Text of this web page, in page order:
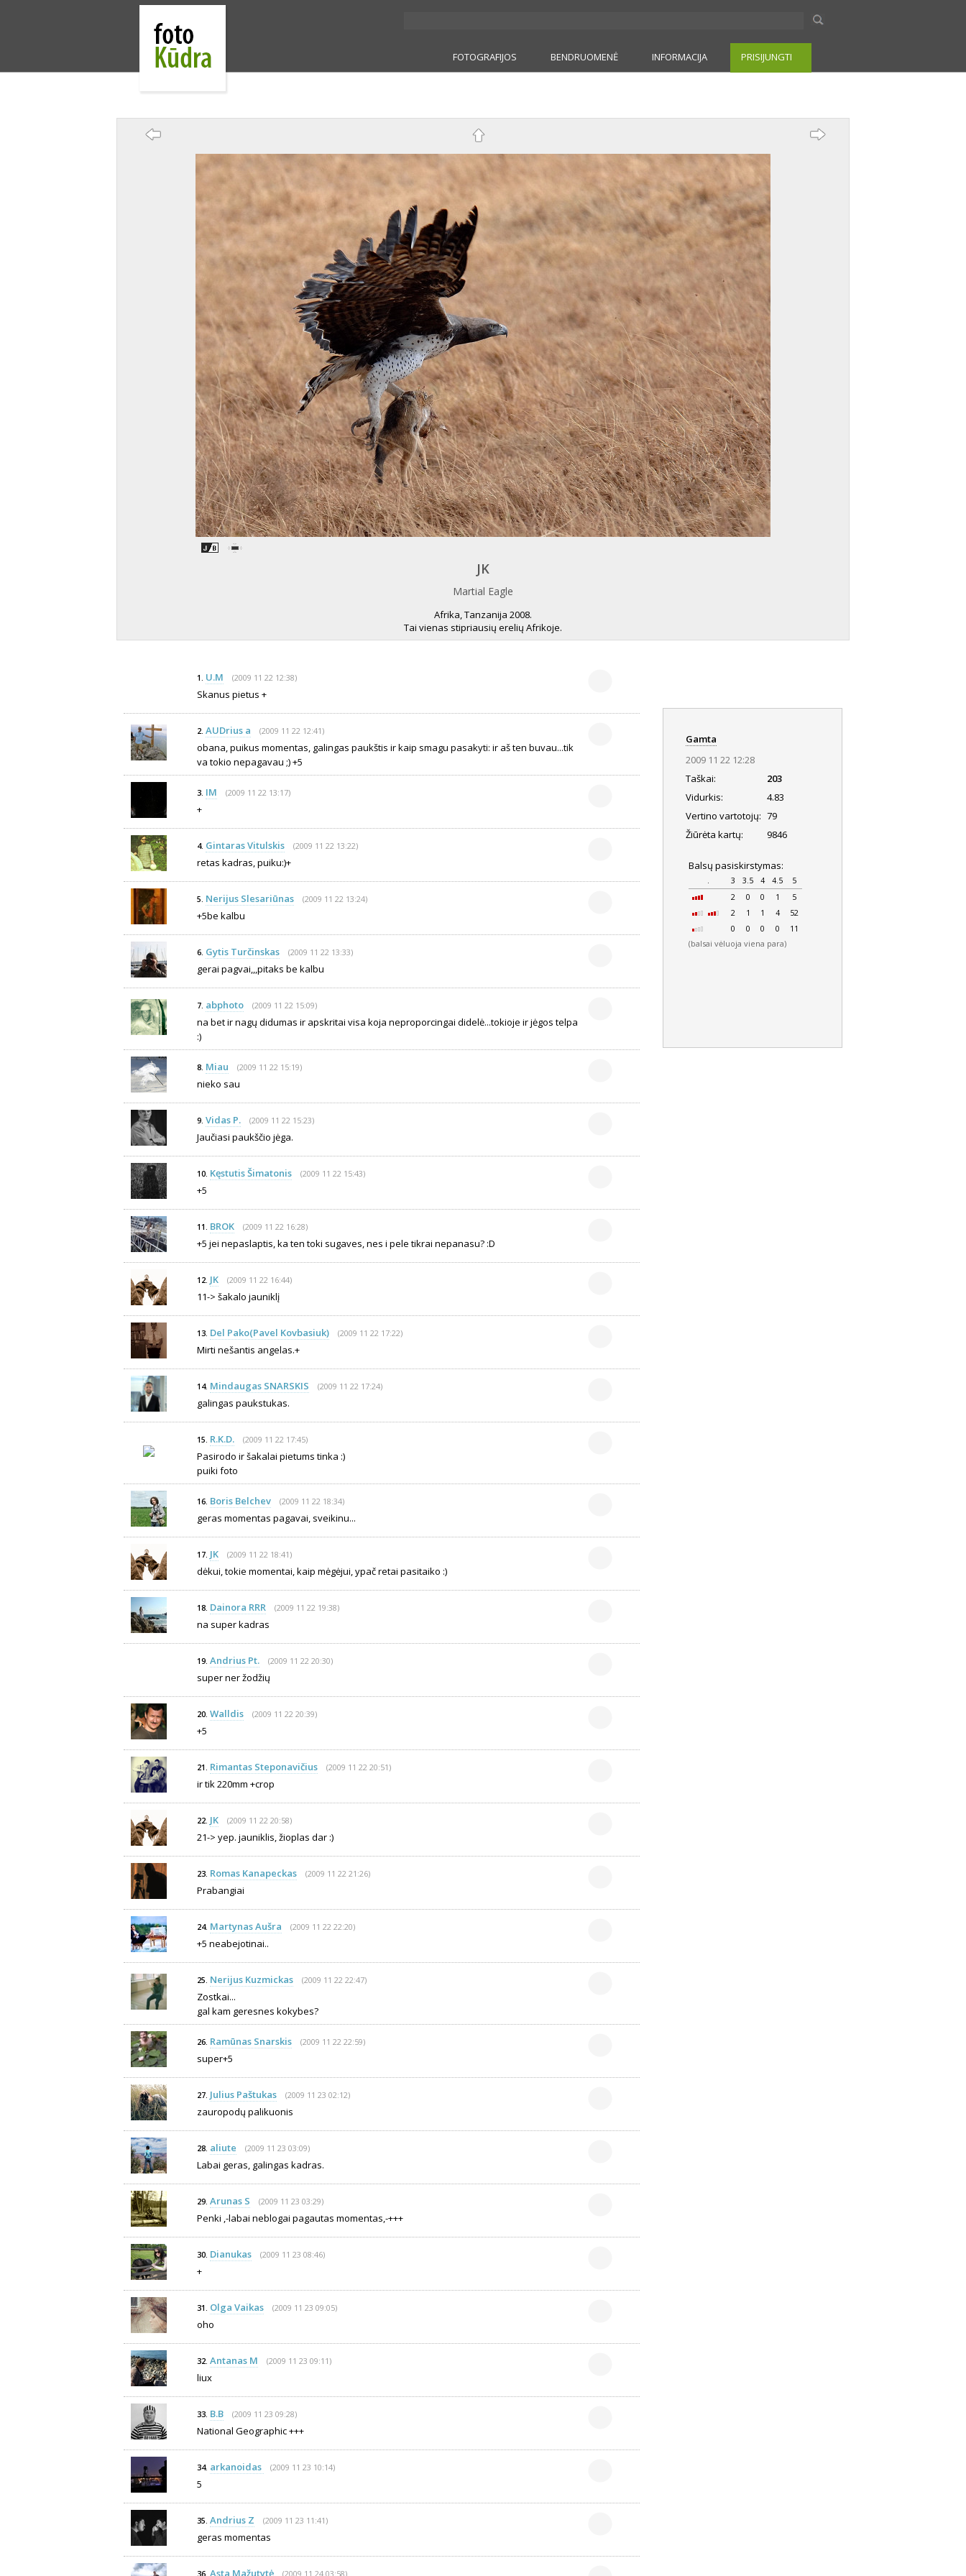
FOTOGRAFIJOS BENDRUOMENĖ INFORMACIJA PRISIJUNGTI
JK
Martial Eagle
Afrika, Tanzanija 2008.
Tai vienas stipriausių erelių Afrikoje.
1. U.M (2009 11 22 12:38)
Skanus pietus +
2. AUDrius a (2009 11 22 12:41)
obana, puikus momentas, galingas paukštis ir kaip smagu pasakyti: ir aš ten buvau...tik
va tokio nepagavau ;) +5
3. IM (2009 11 22 13:17)
+
4. Gintaras Vitulskis (2009 11 22 13:22)
retas kadras, puiku:)+
5. Nerijus Slesariūnas (2009 11 22 13:24)
+5be kalbu
6. Gytis Turčinskas (2009 11 22 13:33)
gerai pagvai,,,pitaks be kalbu
7. abphoto (2009 11 22 15:09)
na bet ir nagų didumas ir apskritai visa koja neproporcingai didelė...tokioje ir jėgos telpa
:)
8. Miau (2009 11 22 15:19)
nieko sau
9. Vidas P. (2009 11 22 15:23)
Jaučiasi paukščio jėga.
10. Kęstutis Šimatonis (2009 11 22 15:43)
+5
11. BROK (2009 11 22 16:28)
+5 jei nepaslaptis, ka ten toki sugaves, nes i pele tikrai nepanasu? :D
12. JK (2009 11 22 16:44)
11-> šakalo jauniklį
13. Del Pako(Pavel Kovbasiuk) (2009 11 22 17:22)
Mirti nešantis angelas.+
14. Mindaugas SNARSKIS (2009 11 22 17:24)
galingas paukstukas.
15. R.K.D. (2009 11 22 17:45)
Pasirodo ir šakalai pietums tinka :)
puiki foto
16. Boris Belchev (2009 11 22 18:34)
geras momentas pagavai, sveikinu...
17. JK (2009 11 22 18:41)
dėkui, tokie momentai, kaip mėgėjui, ypač retai pasitaiko :)
18. Dainora RRR (2009 11 22 19:38)
na super kadras
19. Andrius Pt. (2009 11 22 20:30)
super ner žodžių
20. Walldis (2009 11 22 20:39)
+5
21. Rimantas Steponavičius (2009 11 22 20:51)
ir tik 220mm +crop
22. JK (2009 11 22 20:58)
21-> yep. jauniklis, žioplas dar :)
23. Romas Kanapeckas (2009 11 22 21:26)
Prabangiai
24. Martynas Aušra (2009 11 22 22:20)
+5 neabejotinai..
25. Nerijus Kuzmickas (2009 11 22 22:47)
Zostkai...
gal kam geresnes kokybes?
26. Ramūnas Snarskis (2009 11 22 22:59)
super+5
27. Julius Paštukas (2009 11 23 02:12)
zauropodų palikuonis
28. aliute (2009 11 23 03:09)
Labai geras, galingas kadras.
29. Arunas S (2009 11 23 03:29)
Penki ,-labai neblogai pagautas momentas,-+++
30. Dianukas (2009 11 23 08:46)
+
31. Olga Vaikas (2009 11 23 09:05)
oho
32. Antanas M (2009 11 23 09:11)
liux
33. B.B (2009 11 23 09:28)
National Geographic +++
34. arkanoidas (2009 11 23 10:14)
5
35. Andrius Z (2009 11 23 11:41)
geras momentas
36. Asta Mažutytė (2009 11 24 03:58)
Gamta
2009 11 22 12:28
Taškai:
203
Vidurkis:
4.83
Vertino vartotojų: 79
Žiūrėta kartų:
9846
Balsų pasiskirstymas:
. 3 3.5 4 4.5
5
2
0 0 1
5
2
1 1 4
52
0
0 0 0 11
(balsai vėluoja viena para)